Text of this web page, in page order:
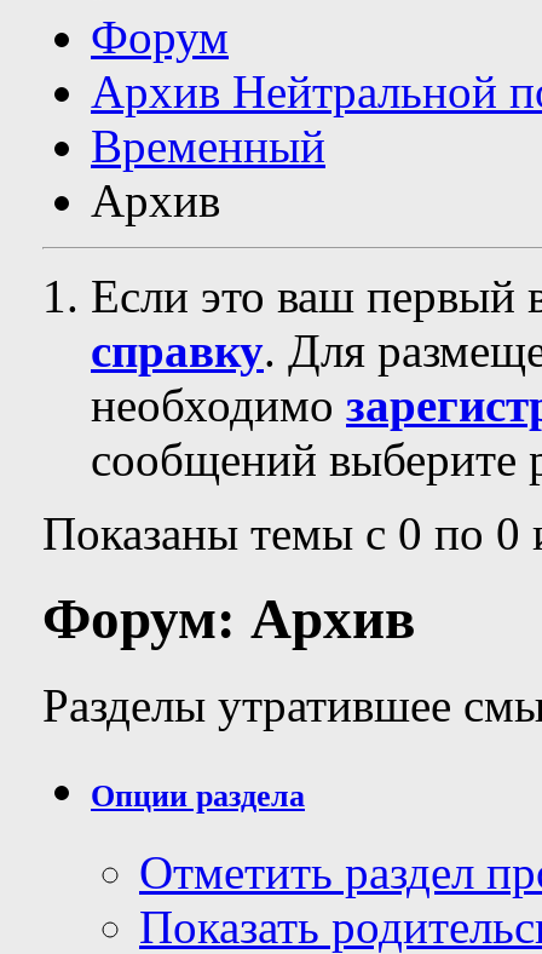
Форум
Архив Нейтральной
Временный
Архив
Если это ваш первый
справку. Для
необходимо
сообщений выберите
Показаны темы с 0 по 0
Форум: Архив
Разделы утратившее
Опции раздела
Отметить раздел
Показать